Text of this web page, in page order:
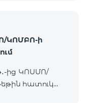
ԿՈՄԲՈ-ի
ից ԿՈՍՄՈ/
հատուկ